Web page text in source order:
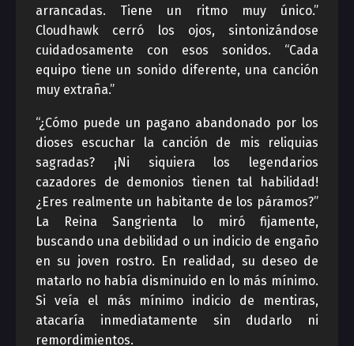
arrancadas. Tiene un ritmo muy único.”
Cloudhawk cerró los ojos, sintonizándose
cuidadosamente con esos sonidos. “Cada
equipo tiene un sonido diferente, una canción
muy extraña.”
“¿Cómo puede un pagano abandonado por los
dioses escuchar la canción de mis reliquias
sagradas? ¡Ni siquiera los legendarios
cazadores de demonios tienen tal habilidad!
¿Eres realmente un habitante de los páramos?”
La Reina Sangrienta lo miró fijamente,
buscando una debilidad o un indicio de engaño
en su joven rostro. En realidad, su deseo de
matarlo no había disminuido en lo más mínimo.
Si veía el más mínimo indicio de mentiras,
atacaría inmediatamente sin dudarlo ni
remordimientos.